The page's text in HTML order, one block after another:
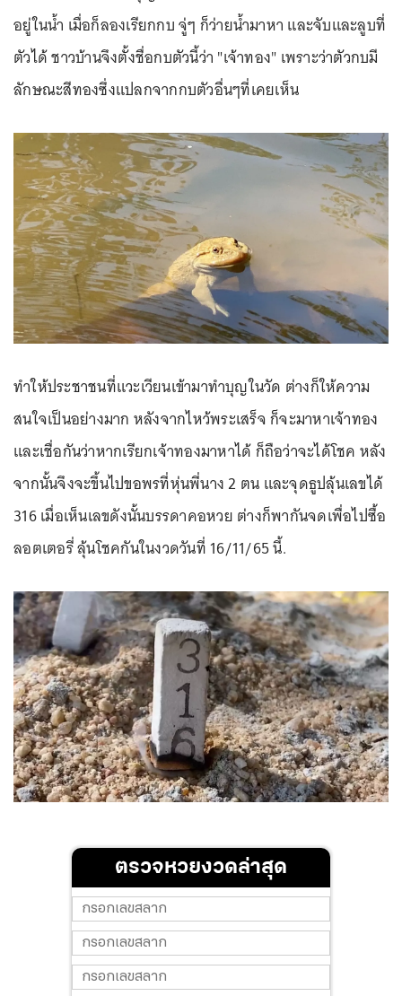
อยู่ในน้ำ เมื่อก็ลองเรียกกบ จู่ๆ ก็ว่ายน้ำมาหา และจับและลูบที่
ตัวได้ ชาวบ้านจึงตั้งชื่อกบตัวนี้ว่า "เจ้าทอง" เพราะว่าตัวกบมี
ลักษณะสีทองซึ่งแปลกจากกบตัวอื่นๆที่เคยเห็น
ทำให้ประชาชนที่แวะเวียนเข้ามาทำบุญในวัด ต่างก็ให้ความ
สนใจเป็นอย่างมาก หลังจากไหว้พระเสร็จ ก็จะมาหาเจ้าทอง
และเชื่อกันว่าหากเรียกเจ้าทองมาหาได้ ก็ถือว่าจะได้โชค หลัง
จากนั้นจึงจะขึ้นไปขอพรที่หุ่นพี่นาง 2 ตน และจุดธูปลุ้นเลขได้
316 เมื่อเห็นเลขดังนั้นบรรดาคอหวย ต่างก็พากันจดเพื่อไปซื้อ
ลอตเตอรี่ ลุ้นโชคกันในงวดวันที่ 16/11/65 นี้.
ตรวจหวยงวดล่าสุด